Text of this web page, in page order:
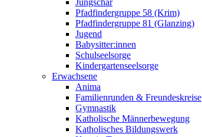
Jungschar
Pfadfindergruppe 58 (Krim)
Pfadfindergruppe 81 (Glanzing)
Jugend
Babysitter:innen
Schulseelsorge
Kindergartenseelsorge
Erwachsene
Anima
Familienrunden & Freundeskreise
Gymnastik
Katholische Männerbewegung
Katholisches Bildungswerk